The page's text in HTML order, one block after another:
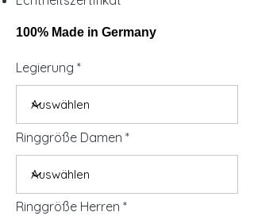
100% Made in Germany
Legierung
Ringgröße Damen
Ringgröße Herren